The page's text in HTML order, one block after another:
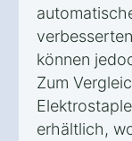
können
Zum
erhältlich,